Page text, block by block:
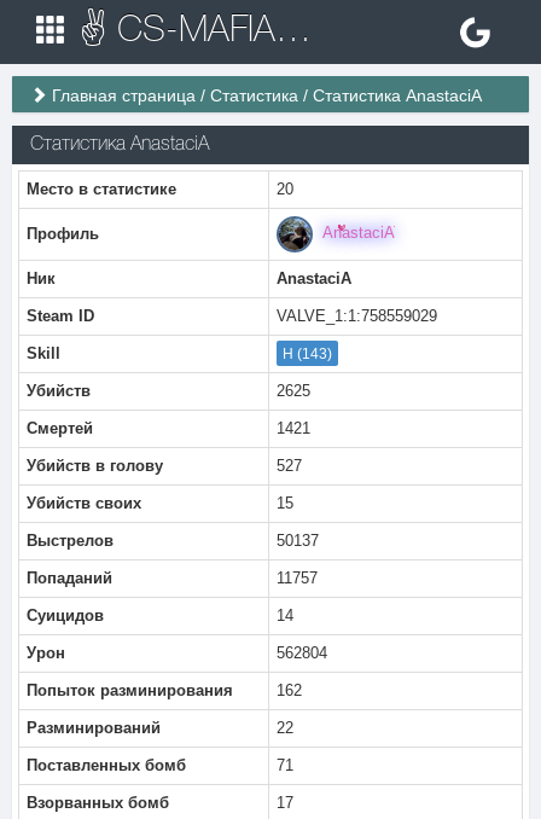
✌ CS-MAFIA.RU ✌ Игровые сервера Counter Strike 1.6
Главная страница / Статистика / Статистика AnastaciA
Статистика AnastaciA
Место в статистике 20
Профиль AnastaciA
Ник AnastaciA
Steam ID VALVE_1:1:758559029
Skill H (143)
Убийств 2625
Смертей 1421
Убийств в голову 527
Убийств своих 15
Выстрелов 50137
Попаданий 11757
Суицидов 14
Урон 562804
Попыток разминирования 162
Разминирований 22
Поставленных бомб 71
Взорванных бомб 17